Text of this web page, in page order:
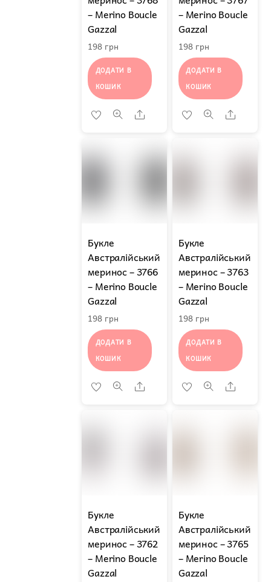
– Merino Boucle
Gazzal
198 грн
ДОДАТИ В
КОШИК
Share
– Merino Boucle
Gazzal
198 грн
ДОДАТИ В
КОШИК
Share
Букле
Австралійський
меринос – 3766
– Merino Boucle
Gazzal
198 грн
ДОДАТИ В
КОШИК
Share
Букле
Австралійський
меринос – 3763
– Merino Boucle
Gazzal
198 грн
ДОДАТИ В
КОШИК
Share
Букле
Австралійський
меринос – 3762
– Merino Boucle
Gazzal
Букле
Австралійський
меринос – 3765
– Merino Boucle
Gazzal